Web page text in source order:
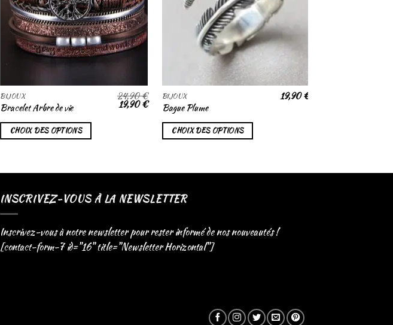
BIJOUX
Bracelet Arbre de vie
24,90€
Le
prix
19,90€Le
prix
actuel
19,90 €.
CHOIX DES OPTIONS
BIJOUX
Bague Plume
19,90€
CHOIX DES OPTIONS
INSCRIVEZ-VOUS À LA NEWSLETTER
Inscrivez-vous à notre newsletter pour rester informé de nos nouveautés !
[contact-form-7 id="16" title="Newsletter Horizontal"]